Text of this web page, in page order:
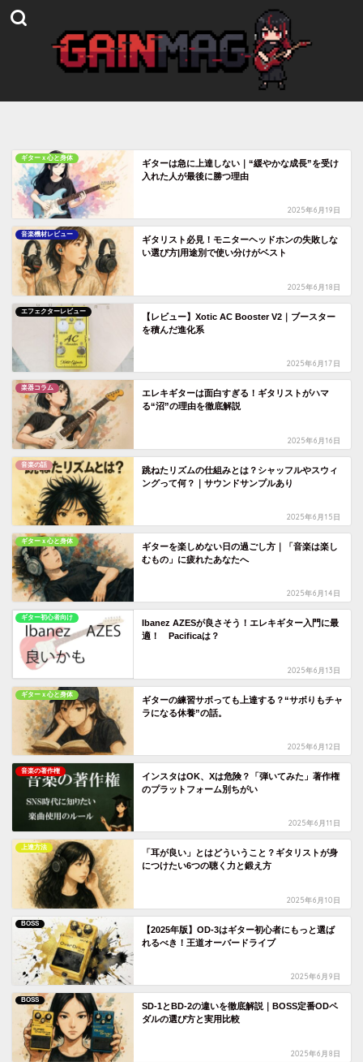
ギターｘ心と身体
ギターは急に上達しない｜“緩やかな成長”を受け
入れた人が最後に勝つ理由
2025年6月19日
音楽機材レビュー
ギタリスト必見！モニターヘッドホンの失敗しな
い選び方|用途別で使い分けがベスト
2025年6月18日
エフェクターレビュー
【レビュー】Xotic AC Booster V2｜ブースター
を積んだ進化系
2025年6月17日
楽器コラム
エレキギターは面白すぎる！ギタリストがハマ
る“沼”の理由を徹底解説
2025年6月16日
音楽の話
跳ねたリズムの仕組みとは？シャッフルやスウィ
ングって何？｜サウンドサンプルあり
2025年6月15日
ギターｘ心と身体
ギターを楽しめない日の過ごし方｜「音楽は楽し
むもの」に疲れたあなたへ
2025年6月14日
ギター初心者向け
Ibanez AZESが良さそう！エレキギター入門に最
適！ Pacificaは？
2025年6月13日
ギターｘ心と身体
ギターの練習サボっても上達する？“サボりもチャ
ラになる休養”の話。
2025年6月12日
音楽の著作権
インスタはOK、Xは危険？「弾いてみた」著作権
のプラットフォーム別ちがい
2025年6月11日
上達方法
「耳が良い」とはどういうこと？ギタリストが身
につけたい6つの聴く力と鍛え方
2025年6月10日
BOSS
【2025年版】OD-3はギター初心者にもっと選ば
れるべき！王道オーバードライブ
2025年6月9日
BOSS
SD-1とBD-2の違いを徹底解説｜BOSS定番ODペ
ダルの選び方と実用比較
2025年6月8日